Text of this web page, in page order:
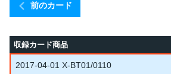
前のカード
収録カード商品
2017-04-01 X-BT01/0110